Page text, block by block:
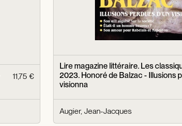
11,75 €
Lire magazine littéraire. Les
2023. Honoré de Balzac - Illusions
visionna
Augier, Jean-Jacques